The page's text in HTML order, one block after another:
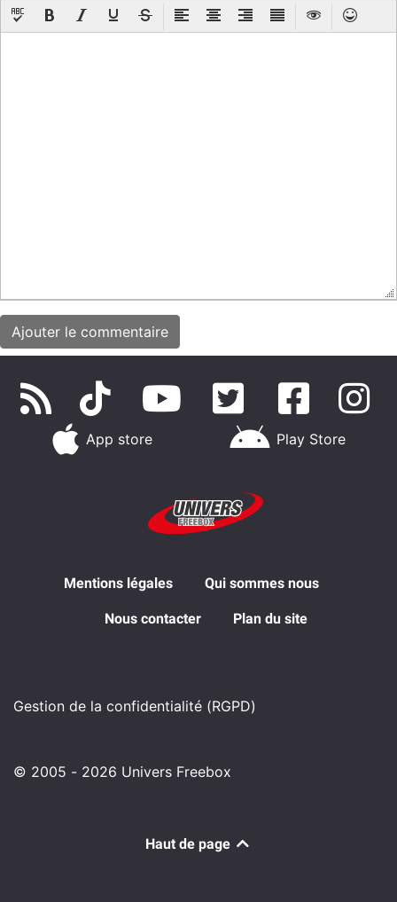
App store Play Store
Mentions légales Qui sommes nous
Nous contacter Plan du site
Gestion de la confidentialité (RGPD)
© 2005 - 2026 Univers Freebox
Haut de page